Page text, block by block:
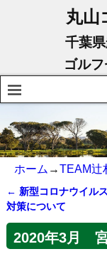
丸山
千葉
ゴルフ
ホーム →TEAM辻
投稿ナビゲー
← 新型コロナウイル
対策について
2020年3月 宮